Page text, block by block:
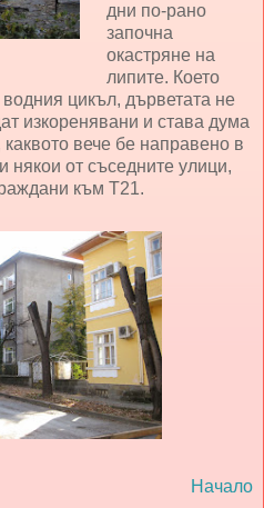
дни по-рано
започна
окастряне на
липите. Което
цикъл, дърветата не
изкоренявани и става дума
вече бе направено в
някои от съседните улици,
към Т21.
Начало